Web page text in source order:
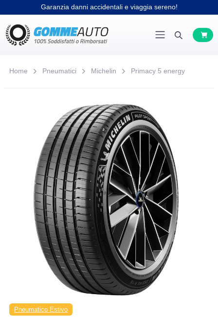
Garanzia danni accidentali e viaggia sereno!
Home Pneumatici Michelin Primacy 5 energy
Pneumatico Estivo